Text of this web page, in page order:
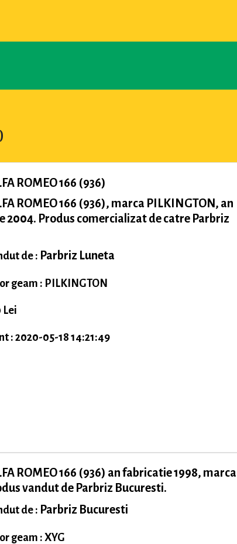
ROMEO 166 (936)
ROMEO 166 (936), marca PILKINGTON, an
2004. Produs comercializat de catre Parbriz
de : Parbriz Luneta
geam : PILKINGTON
Lei
: 2020-05-18 14:21:49
ROMEO 166 (936) an fabricatie 1998, marca
vandut de Parbriz Bucuresti.
de : Parbriz Bucuresti
geam : XYG